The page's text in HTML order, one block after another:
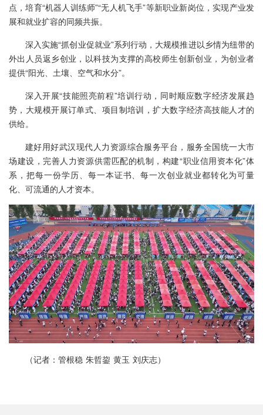
点，培育“机器人训练师”“无人机飞手”等新职业新岗位，实现产业发
展和就业扩容的同频共振。
深入实施“抓创业促就业”系列行动，大规模推进以乡情为纽带的
外出人员返乡创业，以科技为支撑的高校师生创新创业，为创业者
提供“阳光、土壤、空气和水分”。
深入开展“技能照亮前程”培训行动，同时顺应数字经济发展趋
势，大规模开展订单式、项目制培训，扩大数字经济高技能人才的
供给。
建好用好武汉现代人力资源综合服务平台，服务全国统一大市
场建设，完善人力资源供需匹配的机制，构建“职业信用资本化”体
系，把每一份学历、每一本证书、每一次创业就业都转化为可量
化、可流通的人才资本。
（记者：管根稳 朱哲鋆 黄玉 刘庆志）